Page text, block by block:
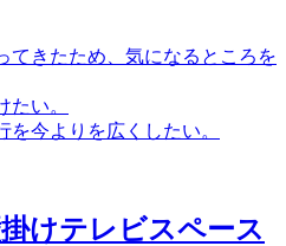
てきたため、気になるところを
たい。
を今よりを広くしたい。
けテレビスペース